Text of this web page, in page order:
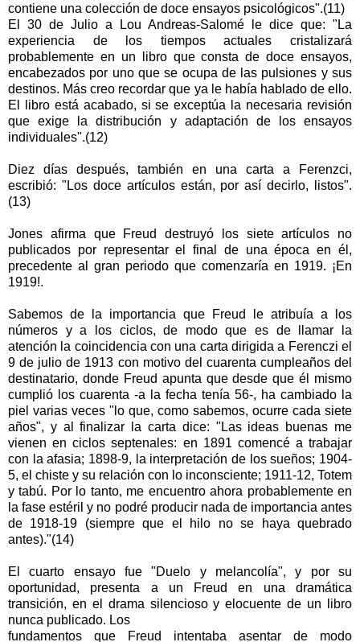
contiene una colección de doce ensayos psicológicos".(11)
El 30 de Julio a Lou Andreas-Salomé le dice que: "La
experiencia de los tiempos actuales cristalizará
probablemente en un libro que consta de doce ensayos,
encabezados por uno que se ocupa de las pulsiones y sus
destinos. Más creo recordar que ya le había hablado de ello.
El libro está acabado, si se exceptúa la necesaria revisión
que exige la distribución y adaptación de los ensayos
individuales".(12)
Diez días después, también en una carta a Ferenzci,
escribió: "Los doce artículos están, por así decirlo, listos".
(13)
Jones afirma que Freud destruyó los siete artículos no
publicados por representar el final de una época en él,
precedente al gran periodo que comenzaría en 1919. ¡En
1919!.
Sabemos de la importancia que Freud le atribuía a los
números y a los ciclos, de modo que es de llamar la
atención la coincidencia con una carta dirigida a Ferenczi el
9 de julio de 1913 con motivo del cuarenta cumpleaños del
destinatario, donde Freud apunta que desde que él mismo
cumplió los cuarenta -a la fecha tenía 56-, ha cambiado la
piel varias veces "lo que, como sabemos, ocurre cada siete
años", y al finalizar la carta dice: "Las ideas buenas me
vienen en ciclos septenales: en 1891 comencé a trabajar
con la afasia; 1898-9, la interpretación de los sueños; 1904-
5, el chiste y su relación con lo inconsciente; 1911-12, Totem
y tabú. Por lo tanto, me encuentro ahora probablemente en
la fase estéril y no podré producir nada de importancia antes
de 1918-19 (siempre que el hilo no se haya quebrado
antes)."(14)
El cuarto ensayo fue "Duelo y melancolía", y por su
oportunidad, presenta a un Freud en una dramática
transición, en el drama silencioso y elocuente de un libro
nunca publicado. Los
fundamentos que Freud intentaba asentar de modo